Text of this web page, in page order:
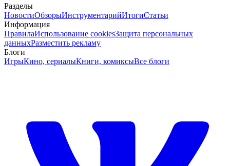
Разделы
НовостиОбзорыИнструментарийИтогиСтатьи
Информация
ПравилаИспользование cookiesЗащита персональных
данныхРазместить рекламу
Блоги
ИгрыКино, сериалыКниги, комиксыВсе блоги